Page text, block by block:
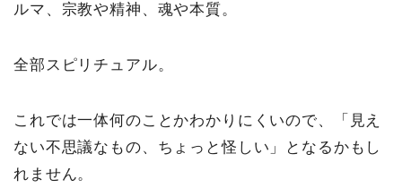
ルマ、宗教や精神、魂や本質。
全部スピリチュアル。
これでは一体何のことかわかりにくいので、「見え
ない不思議なもの、ちょっと怪しい」となるかもし
れません。